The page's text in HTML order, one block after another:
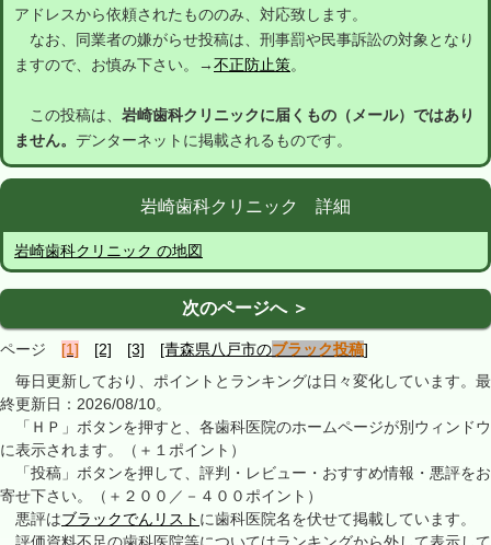
アドレスから依頼されたもののみ、対応致します。
なお、同業者の嫌がらせ投稿は、刑事罰や民事訴訟の対象となり
ますので、お慎み下さい。→不正防止策。
この投稿は、 岩崎歯科クリニックに届くもの（メール）ではあり
ません。 デンターネットに掲載されるものです。
岩崎歯科クリニック 詳細
岩崎歯科クリニック の地図
次のページへ ＞
ページ [1] [2] [3] [青森県八戸市のブラック投稿]
毎日更新しており、ポイントとランキングは日々変化しています。最
終更新日：2026/08/10。
「ＨＰ」ボタンを押すと、各歯科医院のホームページが別ウィンドウ
に表示されます。（＋１ポイント）
「投稿」ボタンを押して、評判・レビュー・おすすめ情報・悪評をお
寄せ下さい。（＋２００／－４００ポイント）
悪評はブラックでんリスト に歯科医院名を伏せて掲載しています。